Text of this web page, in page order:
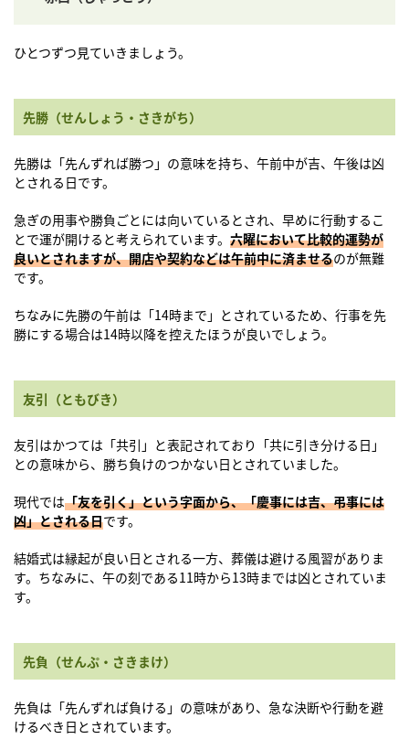
ひとつずつ見ていきましょう。
先勝（せんしょう・さきがち）
先勝は「先んずれば勝つ」の意味を持ち、午前中が吉、午後は凶
とされる日です。
急ぎの用事や勝負ごとには向いているとされ、早めに行動するこ
とで運が開けると考えられています。 六曜において比較的運勢が
良いとされますが、開店や契約などは午前中に済ませるのが無難
です。
ちなみに先勝の午前は「14時まで」とされているため、行事を先
勝にする場合は14時以降を控えたほうが良いでしょう。
友引（ともびき）
友引はかつては「共引」と表記されており「共に引き分ける日」
との意味から、勝ち負けのつかない日とされていました。
現代では「友を引く」という字面から、「慶事には吉、弔事には
凶」とされる日です。
結婚式は縁起が良い日とされる一方、葬儀は避ける風習がありま
す。ちなみに、午の刻である11時から13時までは凶とされていま
す。
先負（せんぷ・さきまけ）
先負は「先んずれば負ける」の意味があり、急な決断や行動を避
けるべき日とされています。